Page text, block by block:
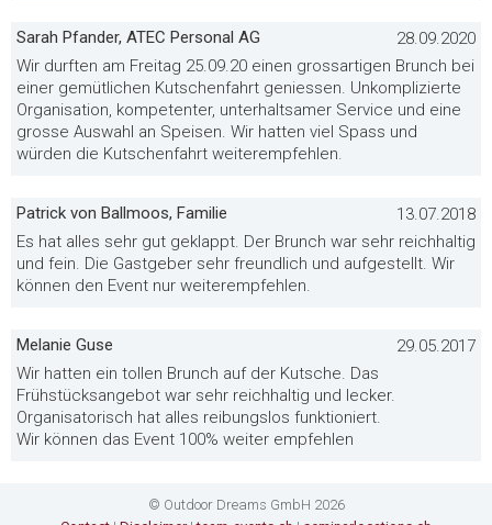
Sarah Pfander, ATEC Personal AG
28.09.2020
Wir durften am Freitag 25.09.20 einen grossartigen Brunch bei
einer gemütlichen Kutschenfahrt geniessen. Unkomplizierte
Organisation, kompetenter, unterhaltsamer Service und eine
grosse Auswahl an Speisen. Wir hatten viel Spass und
würden die Kutschenfahrt weiterempfehlen.
Patrick von Ballmoos, Familie
13.07.2018
Es hat alles sehr gut geklappt. Der Brunch war sehr reichhaltig
und fein. Die Gastgeber sehr freundlich und aufgestellt. Wir
können den Event nur weiterempfehlen.
Melanie Guse
29.05.2017
Wir hatten ein tollen Brunch auf der Kutsche. Das
Frühstücksangebot war sehr reichhaltig und lecker.
Organisatorisch hat alles reibungslos funktioniert.
Wir können das Event 100% weiter empfehlen
© Outdoor Dreams GmbH 2026